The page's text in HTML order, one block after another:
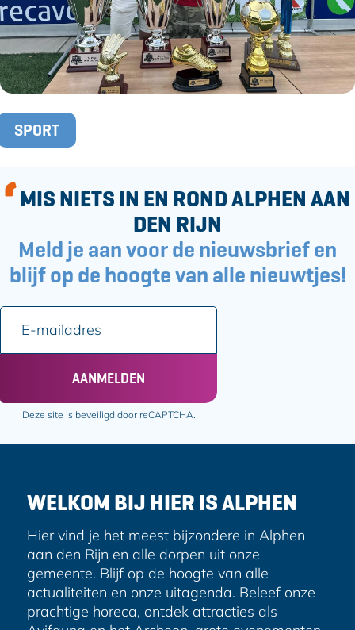
F
a
c
e
b
e
-
m
a
i
SPORT
MIS NIETS IN EN ROND ALPHEN AAN
DEN RIJN
Meld je aan voor de nieuwsbrief en
blijf op de hoogte van alle nieuwtjes!
E
m
l
d
AANMELDEN
Deze site is beveiligd door reCAPTCHA.
WELKOM BIJ HIER IS ALPHEN
Hier vind je het meest bijzondere in Alphen
aan den Rijn en alle dorpen uit onze
gemeente. Blijf op de hoogte van alle
actualiteiten en onze uitagenda. Beleef onze
prachtige horeca, ontdek attracties als